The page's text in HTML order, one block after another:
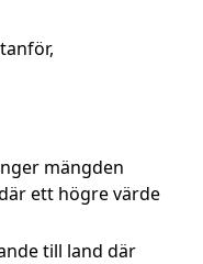
mängden
ett högre värde
till land där